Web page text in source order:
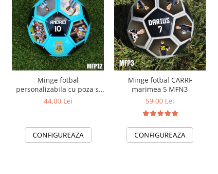
Minge fotbal
personalizabila cu poza si
text MFN12
44,00 Lei
CONFIGUREAZA
Minge fotbal CARRF
marimea 5 MFN3
59,00 Lei
CONFIGUREAZA